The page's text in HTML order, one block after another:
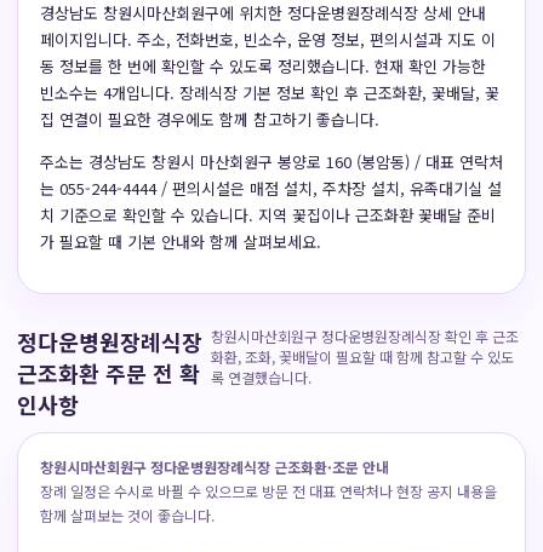
경상남도 창원시마산회원구에 위치한 정다운병원장례식장 상세 안내
페이지입니다. 주소, 전화번호, 빈소수, 운영 정보, 편의시설과 지도 이
동 정보를 한 번에 확인할 수 있도록 정리했습니다. 현재 확인 가능한
빈소수는 4개입니다. 장례식장 기본 정보 확인 후 근조화환, 꽃배달, 꽃
집 연결이 필요한 경우에도 함께 참고하기 좋습니다.
주소는 경상남도 창원시 마산회원구 봉양로 160 (봉암동) / 대표 연락처
는 055-244-4444 / 편의시설은 매점 설치, 주차장 설치, 유족대기실 설
치 기준으로 확인할 수 있습니다. 지역 꽃집이나 근조화환 꽃배달 준비
가 필요할 때 기본 안내와 함께 살펴보세요.
정다운병원장례식장
근조화환 주문 전 확
인사항
창원시마산회원구 정다운병원장례식장 확인 후 근조
화환, 조화, 꽃배달이 필요할 때 함께 참고할 수 있도
록 연결했습니다.
창원시마산회원구 정다운병원장례식장 근조화환·조문 안내
장례 일정은 수시로 바뀔 수 있으므로 방문 전 대표 연락처나 현장 공지 내용을
함께 살펴보는 것이 좋습니다.